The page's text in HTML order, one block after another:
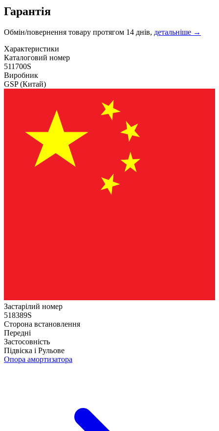
Гарантія
Обмін/повернення товару протягом 14 днів, детальніше →
Характеристики
Каталоговий номер
511700S
Виробник
GSP(Китай)
Застарілий номер
518389S
Сторона встановлення
Передні
Застосовність
Підвіска і Рульове
Опора амортизатора